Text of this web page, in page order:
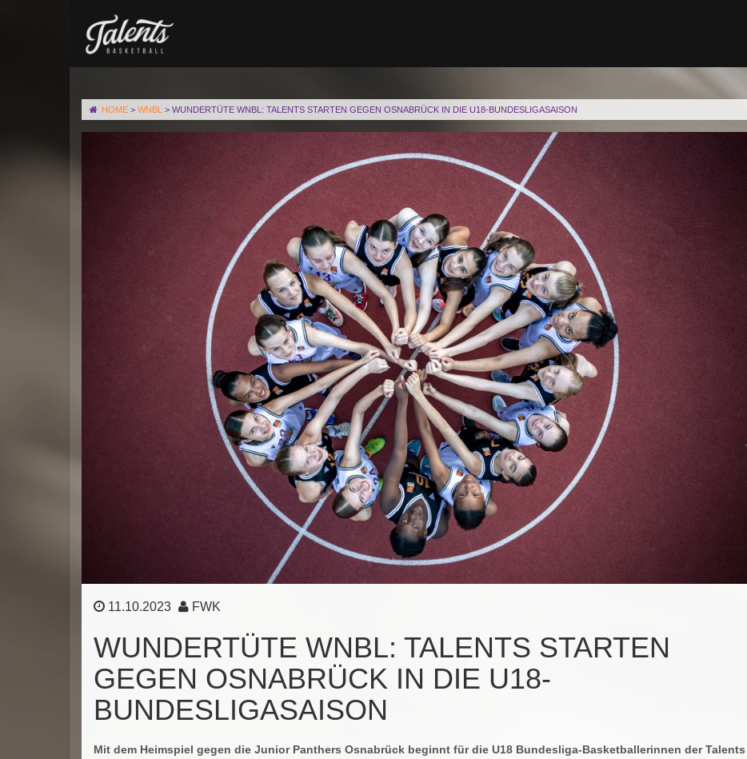
HOME > WNBL > WUNDERTÜTE WNBL: TALENTS STARTEN GEGEN OSNABRÜCK IN DIE U18-BUNDESLIGASAISON
11.10.2023 FWK
WUNDERTÜTE WNBL: TALENTS STARTEN
GEGEN OSNABRÜCK IN DIE U18-
BUNDESLIGASAISON
Mit dem Heimspiel gegen die Junior Panthers Osnabrück beginnt für die U18 Bundesliga-Basketballerinnen der Talents